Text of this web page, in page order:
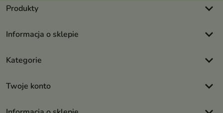
Produkty keyboard_arrow_down
Informacja o sklepie keyboard_arrow_down
Kategorie keyboard_arrow_down
Twoje konto keyboard_arrow_down